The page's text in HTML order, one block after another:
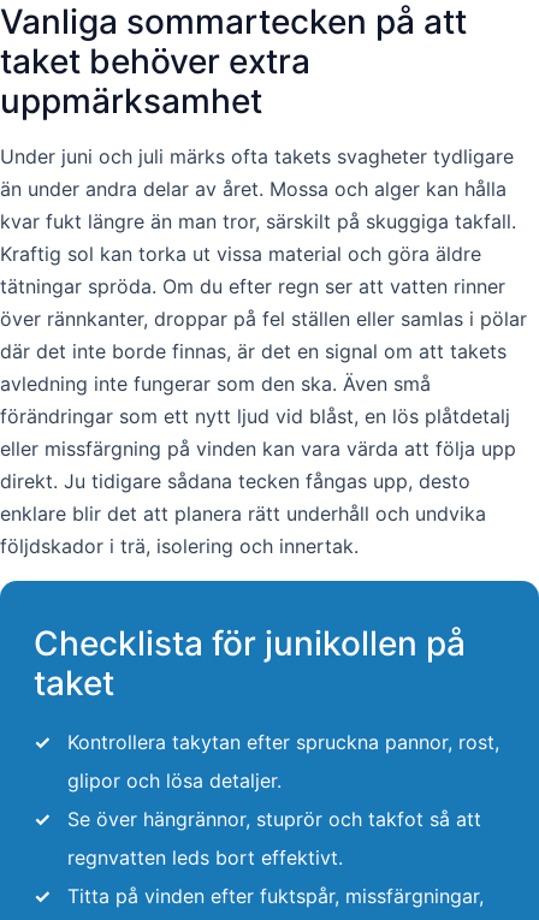
Vanliga sommartecken på att
taket behöver extra
uppmärksamhet
Under juni och juli märks ofta takets svagheter tydligare
än under andra delar av året. Mossa och alger kan hålla
kvar fukt längre än man tror, särskilt på skuggiga takfall.
Kraftig sol kan torka ut vissa material och göra äldre
tätningar spröda. Om du efter regn ser att vatten rinner
över rännkanter, droppar på fel ställen eller samlas i pölar
där det inte borde finnas, är det en signal om att takets
avledning inte fungerar som den ska. Även små
förändringar som ett nytt ljud vid blåst, en lös plåtdetalj
eller missfärgning på vinden kan vara värda att följa upp
direkt. Ju tidigare sådana tecken fångas upp, desto
enklare blir det att planera rätt underhåll och undvika
följdskador i trä, isolering och innertak.
Checklista för junikollen på
taket
✓
Kontrollera takytan efter spruckna pannor, rost,
glipor och lösa detaljer.
✓
Se över hängrännor, stuprör och takfot så att
regnvatten leds bort effektivt.
✓
Titta på vinden efter fuktspår, missfärgningar,